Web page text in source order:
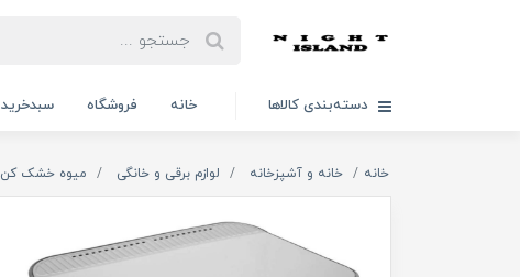
دسته‌بندی کالاها خانه فروشگاه سبدخرید
خانه خانه و آشپزخانه لوازم برقی و خانگی میوه خشک کن